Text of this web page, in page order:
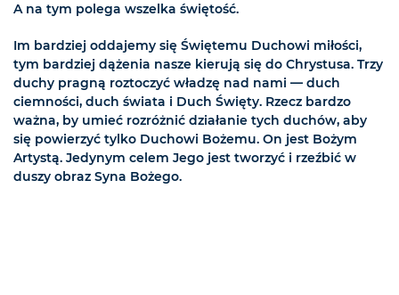
A na tym polega wszelka świętość.
Im bardziej oddajemy się Świętemu Duchowi miłości,
tym bardziej dążenia nasze kierują się do Chrystusa. Trzy
duchy pragną roztoczyć władzę nad nami — duch
ciemności, duch świata i Duch Święty. Rzecz bardzo
ważna, by umieć rozróżnić działanie tych duchów, aby
się powierzyć tylko Duchowi Bożemu. On jest Bożym
Artystą. Jedynym celem Jego jest tworzyć i rzeźbić w
duszy obraz Syna Bożego.